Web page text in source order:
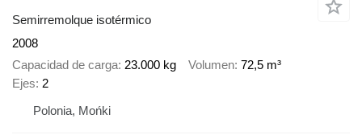
Semirremolque isotérmico
2008
Capacidad de carga 23.000 kg Volumen 72,5 m³
Ejes 2
Polonia, Mońki